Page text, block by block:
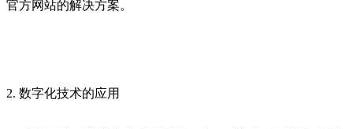
官方网站的解决方案。
2. 数字化技术的应用